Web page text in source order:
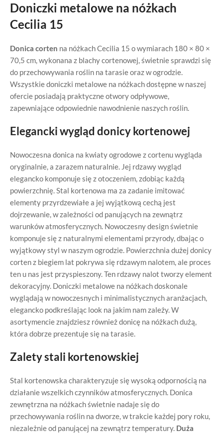
Doniczki metalowe na nóżkach
Cecilia 15
Donica corten na nóżkach Cecilia 15 o wymiarach 180 × 80 ×
70,5 cm, wykonana z blachy cortenowej, świetnie sprawdzi się
do przechowywania roślin na tarasie oraz w ogrodzie.
Wszystkie doniczki metalowe na nóżkach dostępne w naszej
ofercie posiadają praktyczne otwory odpływowe,
zapewniające odpowiednie nawodnienie naszych roślin.
Elegancki wygląd donicy kortenowej
Nowoczesna donica na kwiaty ogrodowe z cortenu wygląda
oryginalnie, a zarazem naturalnie. Jej rdzawy wygląd
elegancko komponuje się z otoczeniem, zdobiąc każdą
powierzchnię. Stal kortenowa ma za zadanie imitować
elementy przyrdzewiałe a jej wyjątkową cechą jest
dojrzewanie, w zależności od panujących na zewnątrz
warunków atmosferycznych. Nowoczesny design świetnie
komponuje się z naturalnymi elementami przyrody, dbając o
wyjątkowy styl w naszym ogrodzie. Powierzchnia dużej donicy
corten z biegiem lat pokrywa się rdzawym nalotem, ale proces
ten u nas jest przyspieszony. Ten rdzawy nalot tworzy element
dekoracyjny. Doniczki metalowe na nóżkach doskonale
wyglądają w nowoczesnych i minimalistycznych aranżacjach,
elegancko podkreślając look na jakim nam zależy. W
asortymencie znajdziesz również donicę na nóżkach dużą,
która dobrze prezentuje się na tarasie.
Zalety stali kortenowskiej
Stal kortenowska charakteryzuje się wysoką odpornością na
działanie wszelkich czynników atmosferycznych. Donica
zewnętrzna na nóżkach świetnie nadaje się do
przechowywania roślin na dworze, w trakcie każdej pory roku,
niezależnie od panującej na zewnątrz temperatury. Duża